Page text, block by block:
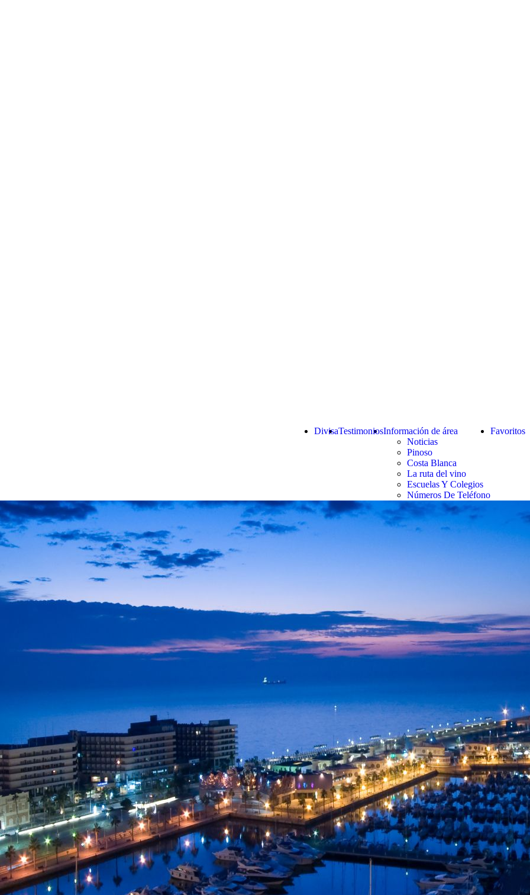
Favoritos
Información de área
Noticias
Pinoso
Costa Blanca
La ruta del vino
Escuelas Y Colegios
Números De Teléfono
Testimonios
Divisa